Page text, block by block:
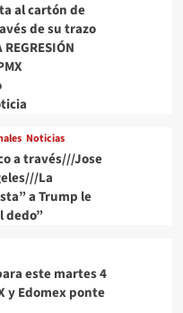
al cartón de
de su trazo
Noticias
a través///Jose
La
a Trump le
dedo”
este martes 4
y Edomex ponte